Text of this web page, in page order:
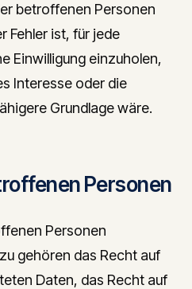
betroffenen Personen
Fehler ist, für jede
Einwilligung einzuholen,
Interesse oder die
Grundlage wäre.
Personen
Personen
gehören das Recht auf
Daten, das Recht auf